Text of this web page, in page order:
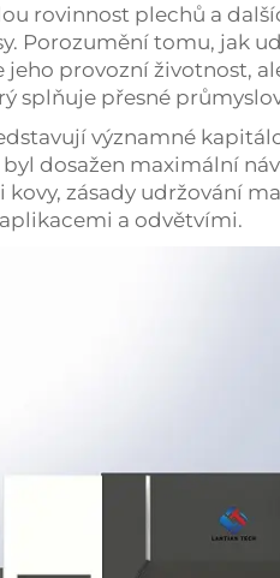
rovinnost plechů a
Porozumění tomu, jak
provozní životnost,
splňuje přesné
významné
dosažen maximální
zásady udržování
a odvětvími.